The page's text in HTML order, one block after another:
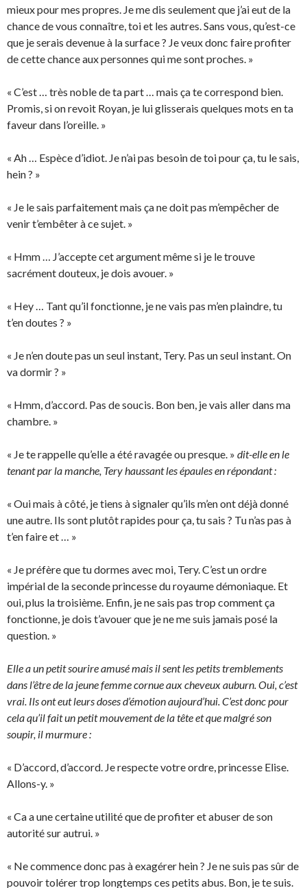
mieux pour mes propres. Je me dis seulement que j’ai eut de la
chance de vous connaître, toi et les autres. Sans vous, qu’est-ce
que je serais devenue à la surface ? Je veux donc faire profiter
de cette chance aux personnes qui me sont proches. »
« C’est … très noble de ta part … mais ça te correspond bien.
Promis, si on revoit Royan, je lui glisserais quelques mots en ta
faveur dans l’oreille. »
« Ah … Espèce d’idiot. Je n’ai pas besoin de toi pour ça, tu le sais,
hein ? »
« Je le sais parfaitement mais ça ne doit pas m’empêcher de
venir t’embêter à ce sujet. »
« Hmm … J’accepte cet argument même si je le trouve
sacrément douteux, je dois avouer. »
« Hey … Tant qu’il fonctionne, je ne vais pas m’en plaindre, tu
t’en doutes ? »
« Je n’en doute pas un seul instant, Tery. Pas un seul instant. On
va dormir ? »
« Hmm, d’accord. Pas de soucis. Bon ben, je vais aller dans ma
chambre. »
« Je te rappelle qu’elle a été ravagée ou presque. » dit-elle en le
tenant par la manche, Tery haussant les épaules en répondant :
« Oui mais à côté, je tiens à signaler qu’ils m’en ont déjà donné
une autre. Ils sont plutôt rapides pour ça, tu sais ? Tu n’as pas à
t’en faire et … »
« Je préfère que tu dormes avec moi, Tery. C’est un ordre
impérial de la seconde princesse du royaume démoniaque. Et
oui, plus la troisième. Enfin, je ne sais pas trop comment ça
fonctionne, je dois t’avouer que je ne me suis jamais posé la
question. »
Elle a un petit sourire amusé mais il sent les petits tremblements
dans l’être de la jeune femme cornue aux cheveux auburn. Oui, c’est
vrai. Ils ont eut leurs doses d’émotion aujourd’hui. C’est donc pour
cela qu’il fait un petit mouvement de la tête et que malgré son
soupir, il murmure :
« D’accord, d’accord. Je respecte votre ordre, princesse Elise.
Allons-y. »
« Ca a une certaine utilité que de profiter et abuser de son
autorité sur autrui. »
« Ne commence donc pas à exagérer hein ? Je ne suis pas sûr de
pouvoir tolérer trop longtemps ces petits abus. Bon, je te suis.